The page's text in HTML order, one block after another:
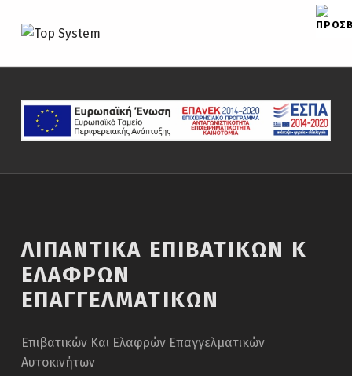
ΛΙΠΑΝΤΙΚΆ ΕΠΙΒΑΤΙΚΏΝ Κ
ΕΛΑΦΡΏΝ
ΕΠΑΓΓΕΛΜΑΤΙΚΏΝ
Επιβατικών Και Ελαφρών Επαγγελματικών
Αυτοκινήτων